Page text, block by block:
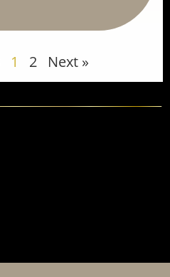
1 2 Next »